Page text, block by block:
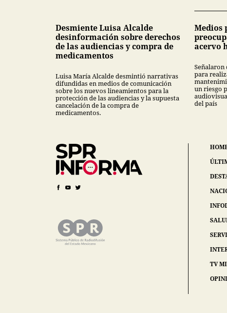
Desmiente Luisa Alcalde
desinformación sobre derechos
de las audiencias y compra de
medicamentos
Luisa María Alcalde desmintió narrativas
difundidas en medios de comunicación
sobre los nuevos lineamientos para la
protección de las audiencias y la supuesta
cancelación de la compra de
medicamentos.
Medios
acervo
Señalaron
para
un riesgo
del país
TV